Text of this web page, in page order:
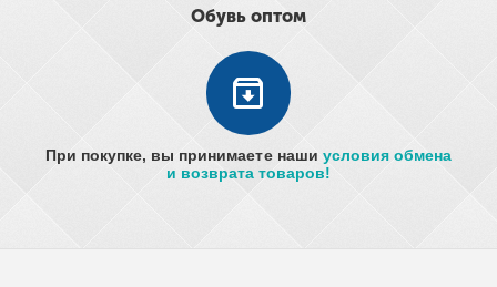
Обувь оптом
При покупке, вы принимаете наши условия обмена
и возврата товаров!